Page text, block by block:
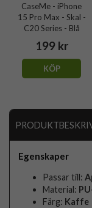
CaseMe - iPhone
15 Pro Max - Skal -
C20 Series - Blå
199 kr
KÖP
Egenskaper
Passar till:
Material:
Färg: Kaffe